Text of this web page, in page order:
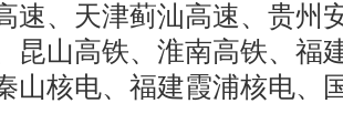
速、天津蓟汕高速、贵州
昆山高铁、淮南高铁、福
山核电、福建霞浦核电、